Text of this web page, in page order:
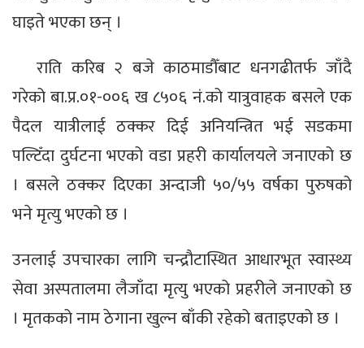
घाइते भएका छन् ।
राति करिब २ बजे काठमाडौँबाट धनगढीतर्फ जाँदै
गरेको बा.प्र.०१-००६ ख ८५०६ नं.को यात्रुवाहक बसले एक
पैदल यात्रीलाई ठक्कर दिई अनियन्त्रित भई सडकमा
पल्टिँदा दुर्घटना भएको वडा प्रहरी कार्यालयले जनाएको छ
। बसले ठक्कर दिएका अन्दाजी ५०/५५ वर्षका पुरुषको
भने मृत्यु भएको छ ।
उनलाई उपचारका लागि चन्द्रौटास्थित आधारभूत स्वास्थ्य
सेवा अस्पतालमा लैजाँदा मृत्यु भएको प्रहरीले जनाएको छ
। मृतकको नाम ठेगाना खुल्न बाँकी रहेको बताइएको छ ।